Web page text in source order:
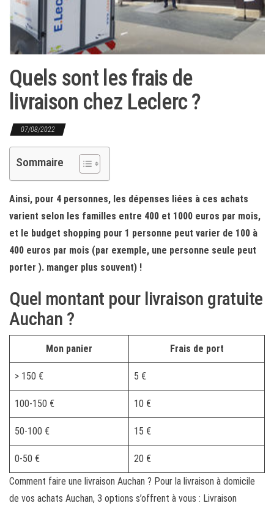
Quels sont les frais de
livraison chez Leclerc ?
07/08/2022
Sommaire
Ainsi, pour 4 personnes, les dépenses liées à ces achats
varient selon les familles entre 400 et 1000 euros par mois,
et le budget shopping pour 1 personne peut varier de 100 à
400 euros par mois (par exemple, une personne seule peut
porter ). manger plus souvent) !
Quel montant pour livraison gratuite
Auchan ?
Mon panier Frais de port
> 150 € 5 €
100-150 € 10 €
50-100 € 15 €
0-50 €
20 €
Comment faire une livraison Auchan ? Pour la livraison à domicile
de vos achats Auchan, 3 options s’offrent à vous : Livraison